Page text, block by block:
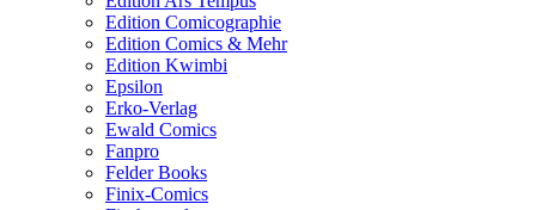
Edition Comicographie
Edition Comics & Mehr
Edition Kwimbi
Epsilon
Erko-Verlag
Ewald Comics
Fanpro
Felder Books
Finix-Comics